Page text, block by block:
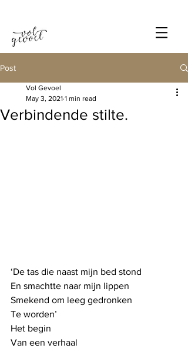
Post
Verbindende stilte.
Vol Gevoel
May 3, 2021 1 min read
‘De tas die naast mijn bed stond
En smachtte naar mijn lippen
Smekend om leeg gedronken
Te worden’
Het begin
Van een verhaal